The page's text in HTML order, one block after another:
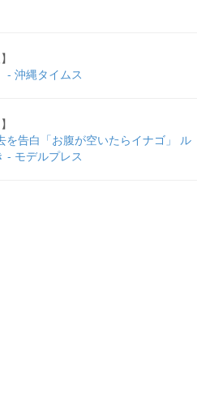
- 沖縄タイムス
を告白「お腹が空いたらイナゴ」 ル
- モデルプレス